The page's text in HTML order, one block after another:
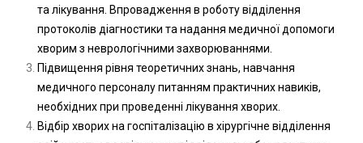
та лікування. Впровадження в роботу відділення
протоколів діагностики та надання медичної допомоги
хворим з неврологічними захворюваннями.
Підвищення рівня теоретичних знань, навчання
медичного персоналу питанням практичних навиків,
необхідних при проведенні лікування хворих.
Відбір хворих на госпіталізацію в хірургічне відділення